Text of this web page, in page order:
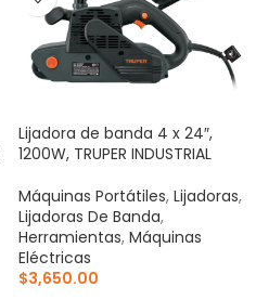
Lijadora de banda 4 x 24″,
1200W, TRUPER INDUSTRIAL
Máquinas Portátiles, Lijadoras,
Lijadoras De Banda,
Herramientas, Máquinas
Eléctricas
$3,650.00